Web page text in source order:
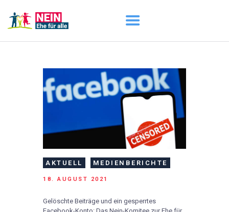
START
AKTUELL
DARUM GEHT ES
DOWNLOADS
AKTUELL MEDIENBERICHTE
18. AUGUST 2021
Gelöschte Beiträge und ein gesperrtes